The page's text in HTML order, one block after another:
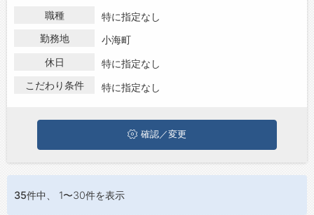
転職支援サービス
お問い合わせ
よくあるご質問
長野県小海町の求人情報を14件取り扱っており、そのうち
は14件、 派遣社員の求人 は0件、
は0件です。
第二新卒から50代・60代以上の方の再就職も可能です。 長野県
小海町で求人・転職情報を探している方は、ぜひ興味のある職種
に応募してみてくださいね。
職種
特に指定なし
勤務地
小海町
休日
特に指定なし
こだわり条件
特に指定なし
確認／変更
35件中、 1〜30件を表示